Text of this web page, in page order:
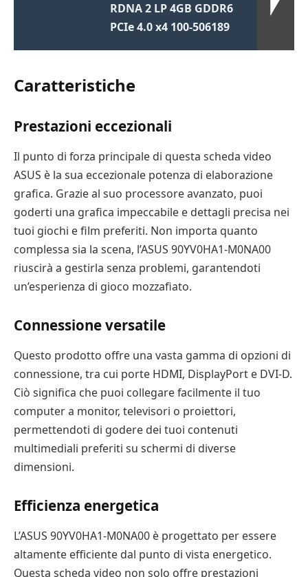
RDNA 2 LP 4GB GDDR6
PCIe 4.0 x4 100-506189
Caratteristiche
Prestazioni eccezionali
Il punto di forza principale di questa scheda video
ASUS è la sua eccezionale potenza di elaborazione
grafica. Grazie al suo processore avanzato, puoi
goderti una grafica impeccabile e dettagli precisa nei
tuoi giochi e film preferiti. Non importa quanto
complessa sia la scena, l’ASUS 90YV0HA1-M0NA00
riuscirà a gestirla senza problemi, garantendoti
un’esperienza di gioco mozzafiato.
Connessione versatile
Questo prodotto offre una vasta gamma di opzioni di
connessione, tra cui porte HDMI, DisplayPort e DVI-D.
Ciò significa che puoi collegare facilmente il tuo
computer a monitor, televisori o proiettori,
permettendoti di godere dei tuoi contenuti
multimediali preferiti su schermi di diverse
dimensioni.
Efficienza energetica
L’ASUS 90YV0HA1-M0NA00 è progettato per essere
altamente efficiente dal punto di vista energetico.
Questa scheda video non solo offre prestazioni